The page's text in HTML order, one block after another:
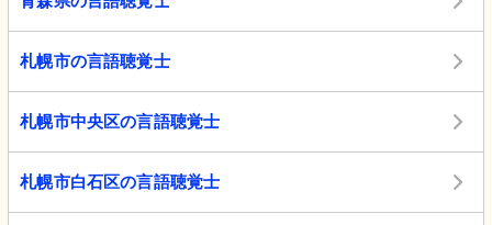
札幌市の言語聴覚士
札幌市中央区の言語聴覚士
札幌市白石区の言語聴覚士